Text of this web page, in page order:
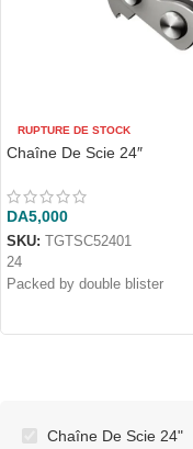
RUPTURE DE STOCK
Chaîne De Scie 24″
DA5,000
SKU:
TGTSC52401
24
Packed by double blister
Chaîne De Scie 24"